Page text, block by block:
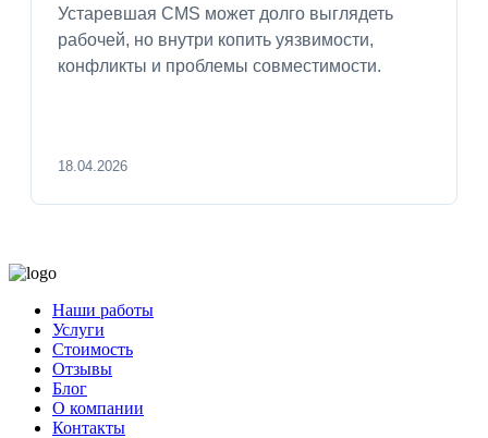
Устаревшая CMS может долго выглядеть
рабочей, но внутри копить уязвимости,
конфликты и проблемы совместимости.
18.04.2026
Наши работы
Услуги
Стоимость
Отзывы
Блог
О компании
Контакты